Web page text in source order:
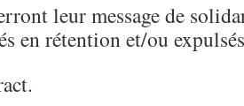
leur message de
en rétention et/ou